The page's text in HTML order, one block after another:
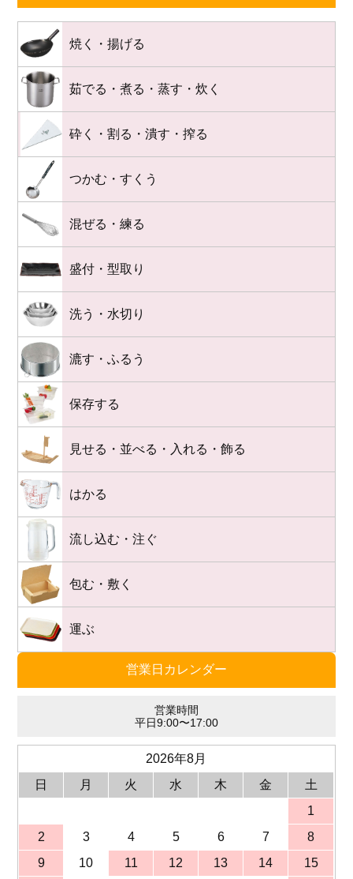
営業日カレンダー
営業時間
平日9:00〜17:00
2026年8月
日
月 火 水 木 金
土
1
2
3 4 5 6 7
8
9
10 11 12 13 14
15
焼く・揚げる
茹でる・煮る・蒸す・炊く
砕く・割る・潰す・搾る
つかむ・すくう
混ぜる・練る
盛付・型取り
洗う・水切り
漉す・ふるう
保存する
見せる・並べる・入れる・飾る
はかる
流し込む・注ぐ
包む・敷く
運ぶ